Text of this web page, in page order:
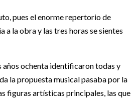
pues el enorme repertorio de
la obra y las tres horas se sientes
años ochenta identificaron todas y
la propuesta musical pasaba por la
figuras artísticas principales, las que